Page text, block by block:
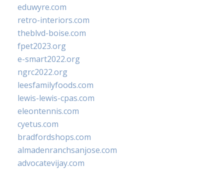
eduwyre.com
retro-interiors.com
theblvd-boise.com
fpet2023.org
e-smart2022.org
ngrc2022.org
leesfamilyfoods.com
lewis-lewis-cpas.com
eleontennis.com
cyetus.com
bradfordshops.com
almadenranchsanjose.com
advocatevijay.com